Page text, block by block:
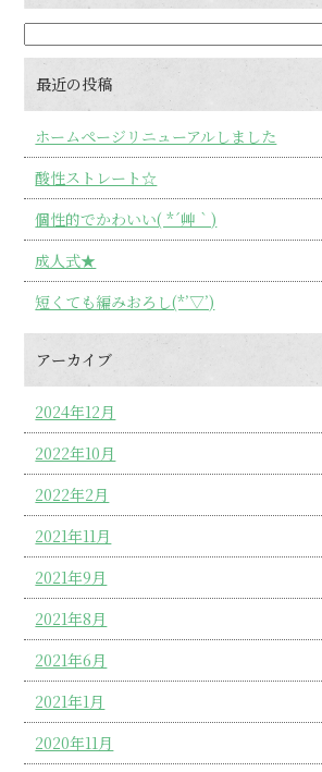
最近の投稿
ホームページリニューアルしました
酸性ストレート☆
個性的でかわいい( *´艸｀)
成人式★
短くても編みおろし(*’▽’)
アーカイブ
2024年12月
2022年10月
2022年2月
2021年11月
2021年9月
2021年8月
2021年6月
2021年1月
2020年11月